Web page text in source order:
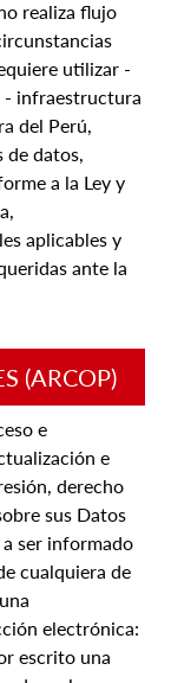
realiza flujo
utilizar -
- infraestructura
del Perú,
de datos,
a la Ley y
aplicables y
ante la
(ARCOP)
e
e
derecho
sus Datos
ser informado
cualquiera de
electrónica:
escrito una